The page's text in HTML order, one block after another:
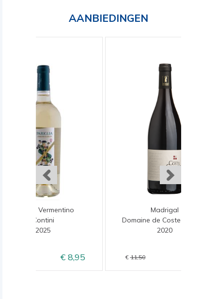
AANBIEDINGEN
Pariglia Vermentino
Contini
2025
8,95
Madrigal
Domaine de Coste Chaude
2020
11,50